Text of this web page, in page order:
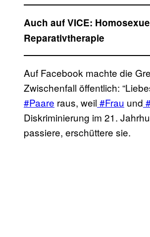
Auch auf VICE:
Reparativtherapie
Auf Facebook machte die
Zwischenfall öffentlich:
#Paare raus, weil #Frau und
Diskriminierung im 21.
passiere, erschüttere sie.